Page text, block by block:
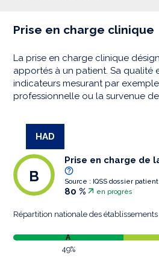
Prise en charge clinique
La prise en charge clinique
apportés à un patient. Sa qualité
indicateurs mesurant par
professionnelle ou la survenue
HAD
Prise en charge de
Source : IQSS dossier
80 % en progrès
B
Répartition nationale des
A
49%